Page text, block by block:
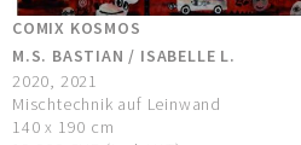
COMIX KOSMOS
M.S. BASTIAN / ISABELLE L.
2020, 2021
Mischtechnik auf Leinwand
140 x 190 cm